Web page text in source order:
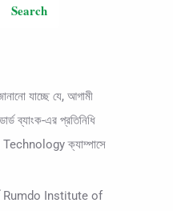
Search
যাচ্ছে যে, আগামী
ব্যাংক-এর প্রতিনিধি
ক্যাম্পাসে
Rumdo Institute of